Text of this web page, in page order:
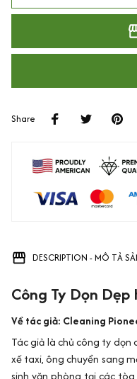
Share
DESCRIPTION - MÔ TẢ
Công Ty Dọn
Về tác giả: Cleaning
Tác giả là chủ công ty
xế taxi, ông chuyển sang
sinh văn phòng tại các